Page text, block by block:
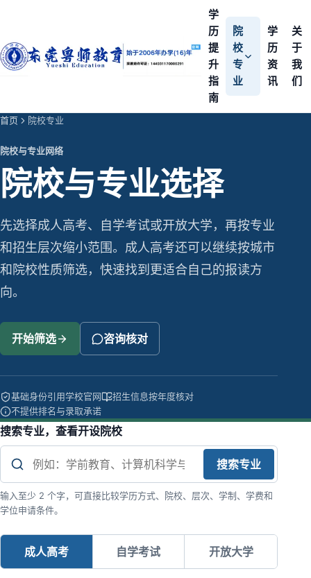
学
历
提
升
指
南
院
校
专
业
学
历
资
讯
关
于
我
们
首页 院校专业
院校与专业网络
院校与专业选择
先选择成人高考、自学考试或开放大学，再按专业
和招生层次缩小范围。成人高考还可以继续按城市
和院校性质筛选，快速找到更适合自己的报读方
向。
开始筛选 咨询核对
基础身份引用学校官网
招生信息按年度核对
不提供排名与录取承诺
搜索专业，查看开设院校
搜索专业
输入至少 2 个字，可直接比较学历方式、院校、层次、学制、学费和
学位申请条件。
成人高考 自学考试 开放大学